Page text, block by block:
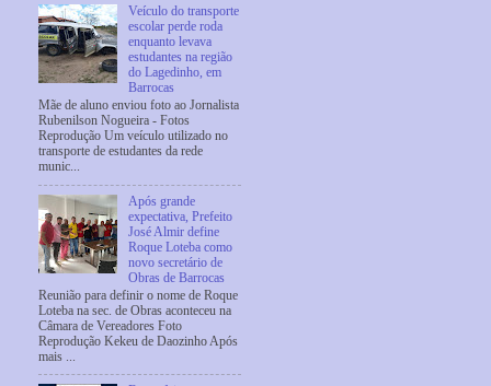
Veículo do transporte
escolar perde roda
enquanto levava
estudantes na região
do Lagedinho, em
Barrocas
Mãe de aluno enviou foto ao Jornalista
Rubenilson Nogueira - Fotos
Reprodução Um veículo utilizado no
transporte de estudantes da rede
munic...
Após grande
expectativa, Prefeito
José Almir define
Roque Loteba como
novo secretário de
Obras de Barrocas
Reunião para definir o nome de Roque
Loteba na sec. de Obras aconteceu na
Câmara de Vereadores Foto
Reprodução Kekeu de Daozinho Após
mais ...